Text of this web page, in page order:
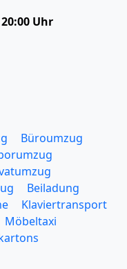
Uhr
Büroumzug
Beiladung
Klaviertransport
Möbeltaxi